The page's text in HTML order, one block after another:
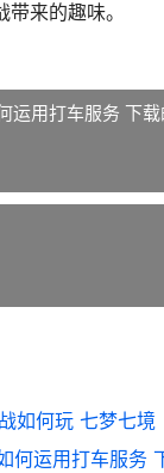
来的趣味。
运用打车服务 下
如何玩 七梦七境
何运用打车服务